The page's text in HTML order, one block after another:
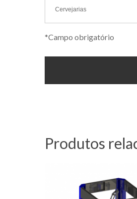
*Campo obrigatório
Produtos